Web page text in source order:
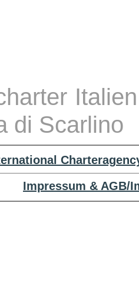
di Scarlino
Impressum & AGB/